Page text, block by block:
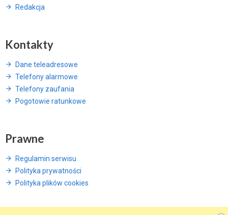
Redakcja
Kontakty
Dane teleadresowe
Telefony alarmowe
Telefony zaufania
Pogotowie ratunkowe
Prawne
Regulamin serwisu
Polityka prywatności
Polityka plików cookies